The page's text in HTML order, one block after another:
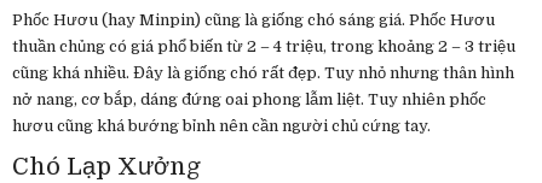
Phốc Hươu (hay Minpin) cũng là giống chó sáng giá. Phốc Hươu
thuần chủng có giá phổ biến từ 2 – 4 triệu, trong khoảng 2 – 3 triệu
cũng khá nhiều. Đây là giống chó rất đẹp. Tuy nhỏ nhưng thân hình
nở nang, cơ bắp, dáng đứng oai phong lẫm liệt. Tuy nhiên phốc
hươu cũng khá bướng bỉnh nên cần người chủ cứng tay.
Chó Lạp Xưởng